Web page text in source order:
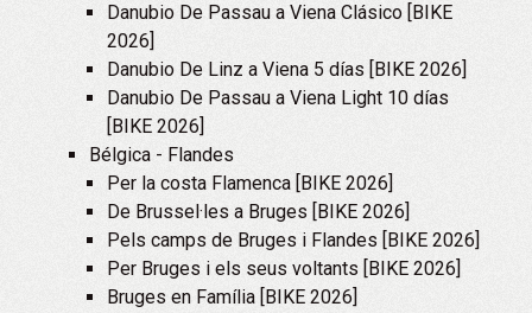
Danubio De Passau a Viena Clásico [BIKE
2026]
Danubio De Linz a Viena 5 días [BIKE 2026]
Danubio De Passau a Viena Light 10 días
[BIKE 2026]
Bélgica - Flandes
Per la costa Flamenca [BIKE 2026]
De Brussel·les a Bruges [BIKE 2026]
Pels camps de Bruges i Flandes [BIKE 2026]
Per Bruges i els seus voltants [BIKE 2026]
Bruges en Família [BIKE 2026]